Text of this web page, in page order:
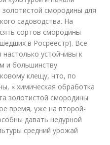
смородины для
садоводства. На
сортов смородины
в Росреестр). Все
устойчивы к
и большинству
клещу, что, по
« химическая обработка
золотистой смородины
время, уже на второй-
давать недурной
средний урожай